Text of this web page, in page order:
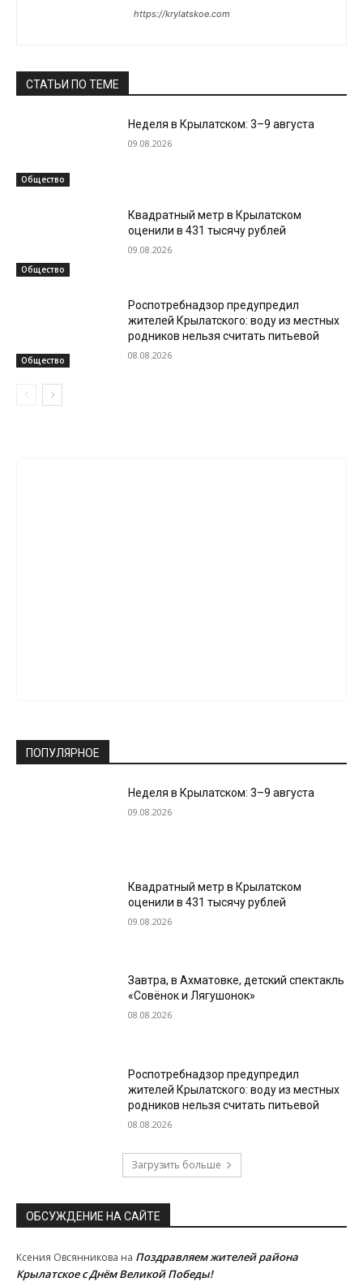
https://krylatskoe.com
СТАТЬИ ПО ТЕМЕ
Общество
Неделя в Крылатском: 3–9 августа
09.08.2026
Общество
Квадратный метр в Крылатском
оценили в 431 тысячу рублей
09.08.2026
Общество
Роспотребнадзор предупредил
жителей Крылатского: воду из местных
родников нельзя считать питьевой
08.08.2026
ПОПУЛЯРНОЕ
Неделя в Крылатском: 3–9 августа
09.08.2026
Квадратный метр в Крылатском
оценили в 431 тысячу рублей
09.08.2026
Завтра, в Ахматовке, детский спектакль
«Совёнок и Лягушонок»
08.08.2026
Роспотребнадзор предупредил
жителей Крылатского: воду из местных
родников нельзя считать питьевой
08.08.2026
Загрузить больше
ОБСУЖДЕНИЕ НА САЙТЕ
Ксения Овсянникова на Поздравляем жителей района
Крылатское с Днём Великой Победы!